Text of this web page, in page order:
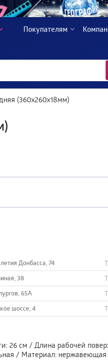
Покупателям
(360х260х18мм)
Донбасса, 74
38
65А
шоссе, 4
: 26 см / Длина рабочей
/ Материал: нержавеющая